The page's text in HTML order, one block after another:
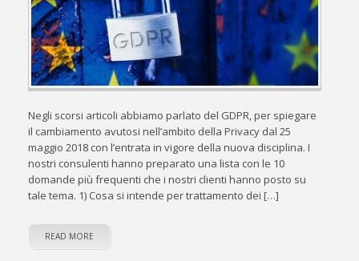
Negli scorsi articoli abbiamo parlato del GDPR, per spiegare
il cambiamento avutosi nell’ambito della Privacy dal 25
maggio 2018 con l’entrata in vigore della nuova disciplina. I
nostri consulenti hanno preparato una lista con le 10
domande più frequenti che i nostri clienti hanno posto su
tale tema. 1) Cosa si intende per trattamento dei […]
READ MORE